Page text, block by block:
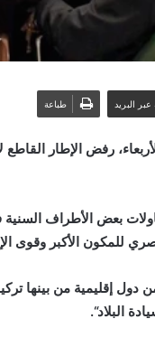
البريد طباعة
رفض الإطار
بعض الأطراف
للمكون الأكبر وقوى
إقليمية من بينها
البلاد“.